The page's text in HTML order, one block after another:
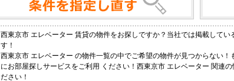
西東京市 エレベーター 賃貸の物件をお探しですか？当社では掲載して
す！
西東京市 エレベーター の物件一覧の中でご希望の物件が見つからない
にお部屋探しサービスをご利用 ください！西東京市 エレベーター 関連
ださい！